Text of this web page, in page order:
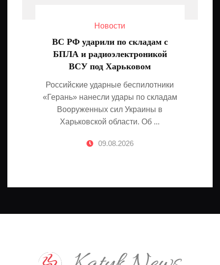
Новости
ВС РФ ударили по складам с
БПЛА и радиоэлектроникой
ВСУ под Харьковом
Российские ударные беспилотники
«Герань» нанесли удары по складам
Вооруженных сил Украины в
Харьковской области. Об ...
09.08.2026